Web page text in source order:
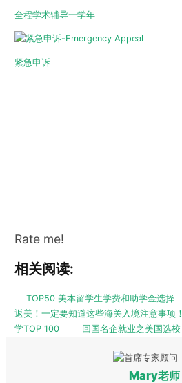
全程学术辅导一学年
紧急申诉
Rate me!
相关阅读:
TOP50 美本留学生学费和助学金选择
返美！一定要知道这些海关入境注意事项！
学TOP 100
回国名企就业之美国选校
Mary老师